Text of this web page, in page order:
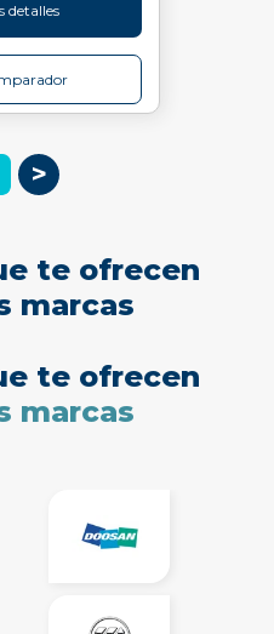
detalles
>
te ofrecen
marcas
te ofrecen
marcas